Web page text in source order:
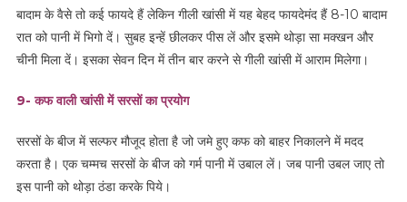
बादाम के वैसे तो कई फायदे हैं लेकिन गीली खांसी में यह बेहद फायदेमंद हैं 8-10 बादाम
रात को पानी में भिगो दें। सुबह इन्हें छीलकर पीस लें और इसमे थोड़ा सा मक्खन और
चीनी मिला दें। इसका सेवन दिन में तीन बार करने से गीली खांसी में आराम मिलेगा।
9- कफ वाली खांसी में सरसों का प्रयोग
सरसों के बीज में सल्फर मौजूद होता है जो जमे हुए कफ को बाहर निकालने में मदद
करता है। एक चम्मच सरसों के बीज को गर्म पानी में उबाल लें। जब पानी उबल जाए तो
इस पानी को थोड़ा ठंडा करके पिये।